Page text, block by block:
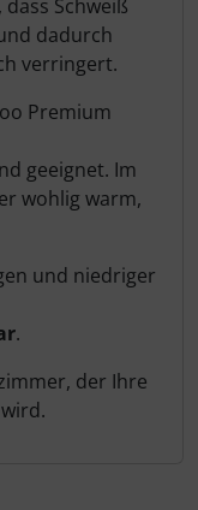
Schweiß
dadurch
verringert.
Premium
geeignet. Im
wohlig warm,
und niedriger
.
, der Ihre